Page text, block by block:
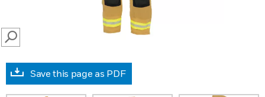
SEARCH
Save this page as PDF